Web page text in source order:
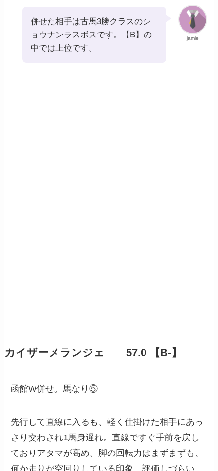
jamie
併せた相手は古馬3勝クラスのシ
ョウナンラスボスです。【B】の
中では上位です。
カイザーメランジェ 57.0 【B-】
函館W併せ。馬なり⑤
先行して直線に入るも、軽く仕掛けた相手にあっ
さり交わされ1馬身遅れ。直線ですぐ手前を戻し
ておりアタマが高め。脚の回転力はまずまずも、
何か走りが空回りしている印象。評価しづらい。